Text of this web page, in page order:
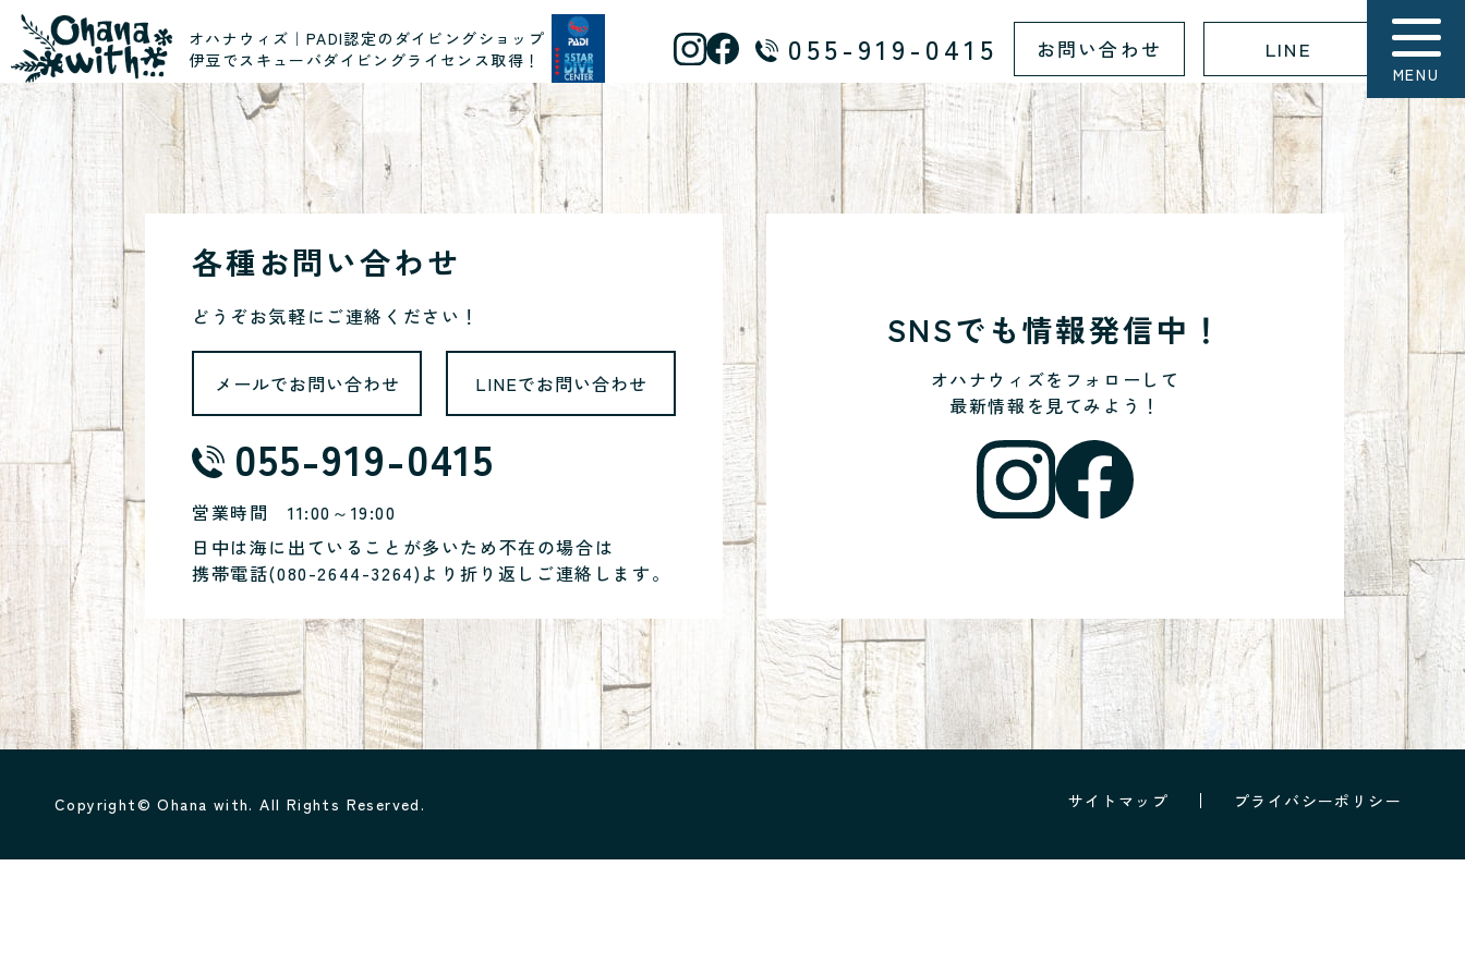
オハナウィズ｜PADI認定のダイビングショップ
伊豆でスキューバダイビングライセンス取得！
055-919-0415 お問い合わせ LINE
MENU
各種お問い合わせ
どうぞお気軽にご連絡ください！
メールでお問い合わせ LINEでお問い合わせ
055-919-0415
営業時間 11:00～19:00
日中は海に出ていることが多いため不在の場合は
携帯電話(080-2644-3264)より折り返しご連絡します。
SNSでも情報発信中！
オハナウィズをフォローして
最新情報を見てみよう！
サイトマップ プライバシーポリシー
Copyright© Ohana with. All Rights Reserved.